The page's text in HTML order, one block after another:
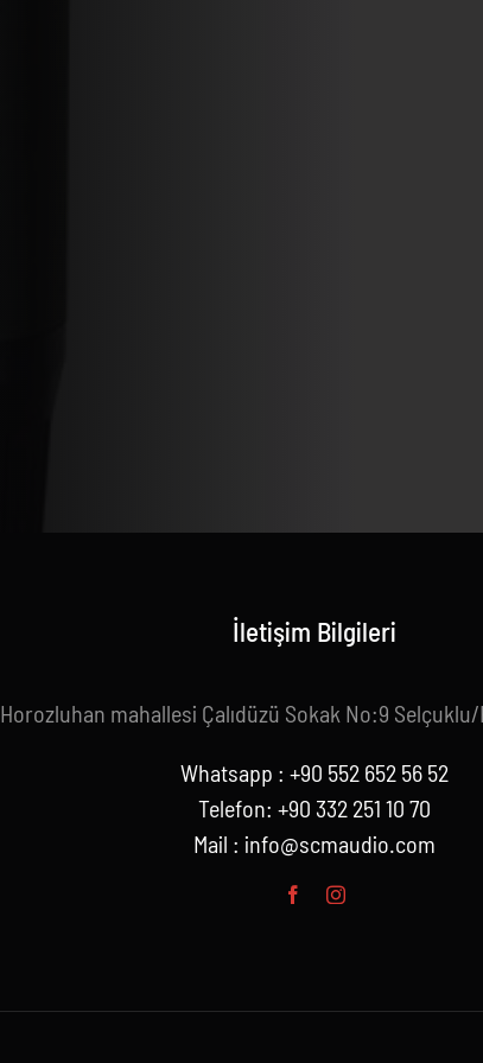
İletişim Bilgileri
Horozluhan mahallesi Çalıdüzü Sokak No:9 Selçuklu/
Whatsapp : +90 552 652 56 52
Telefon: +90 332 251 10 70
Mail : info@scmaudio.com